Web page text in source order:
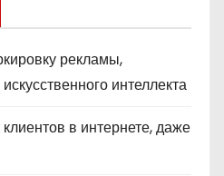
рекламы,
интеллекта
в интернете, даже